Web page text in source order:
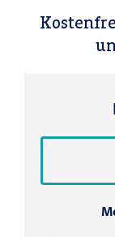
einen
Hier